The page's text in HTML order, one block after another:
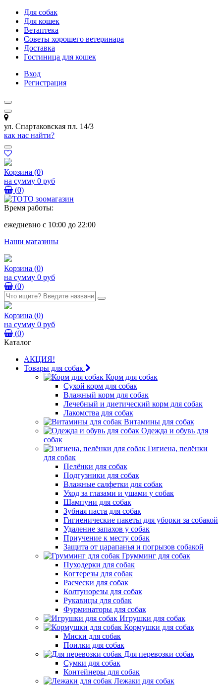
Для собак
Для кошек
Ветаптека
Советы хорошего ветеринара
Доставка
Гостиница для кошек
Вход
Регистрация
ул. Спартаковская пл. 14/3
как нас найти?
Корзина (0)
на сумму 0 руб
(0)
Время работы:
ежедневно с 10:00 до 22:00
Наши магазины
Корзина (0)
на сумму 0 руб
(0)
Корзина (0)
на сумму 0 руб
(0)
Каталог
АКЦИЯ!
Товары для собак
Корм для собак
Сухой корм для собак
Влажный корм для собак
Лечебный и диетический корм для собак
Лакомства для собак
Витамины для собак
Одежда и обувь для
собак
Гигиена, пелёнки
для собак
Пелёнки для собак
Подгузники для собак
Влажные салфетки для собак
Уход за глазами и ушами у собак
Шампуни для собак
Зубная паста для собак
Гигиенические пакеты для уборки за собакой
Удаление запахов у собак
Приучение к месту собак
Защита от царапанья и погрызов собакой
Грумминг для собак
Пуходерки для собак
Когтерезы для собак
Расчески для собак
Колтунорезы для собак
Рукавицы для собак
Фурминаторы для собак
Игрушки для собак
Кормушки для собак
Миски для собак
Поилки для собак
Для перевозки собак
Сумки для собак
Контейнеры для собак
Лежаки для собак